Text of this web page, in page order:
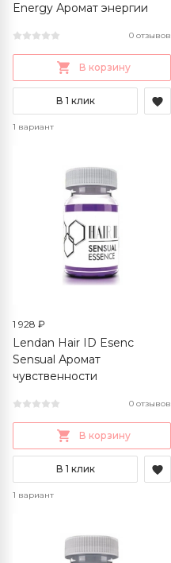
Energy Аромат энергии
0 отзывов
В корзину
В 1 клик
1 вариант
1 928 ₽
Lendan Hair ID Esenc
Sensual Аромат
чувственности
0 отзывов
В корзину
В 1 клик
1 вариант